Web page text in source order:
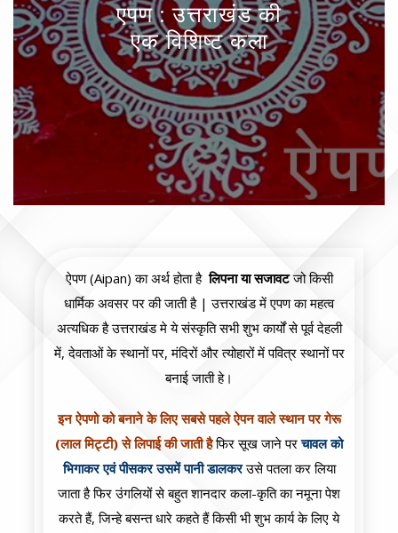
एपण : उत्तराखंड की
एक विशिष्ट कला
ऐपण (Aipan) का अर्थ होता हैलिपना या सजावटजो किसी
धार्मिक अवसर पर की जाती है | उत्तराखंड में एपण का महत्व
अत्यधिक है उत्तराखंड मे ये संस्कृति सभी शुभ कार्यों से पूर्व देहली
में, देवताओं के स्थानों पर, मंदिरों और त्योहारों में पवित्र स्थानों पर
बनाई जाती हे।
इन ऐपणो को बनाने के लिए सबसे पहले ऐपन वाले स्थान पर गेरू
(लाल मिट्टी) से लिपाई की जाती हैफिर सूख जाने परचावल को
भिगाकर एवं पीसकर उसमें पानी डालकरउसे पतला कर लिया
जाता है फिर उंगलियों से बहुत शानदार कला-कृति का नमूना पेश
करते हैं, जिन्हे बसन्त धारे कहते हैं किसी भी शुभ कार्य के लिए ये